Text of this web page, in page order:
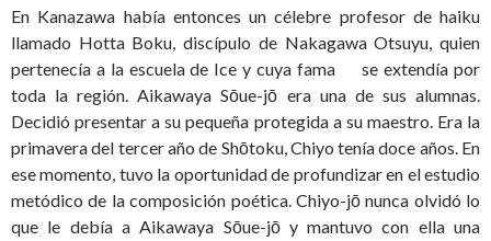
En Kanazawa había entonces un célebre profesor de haiku
llamado Hotta Boku, discípulo de Nakagawa Otsuyu, quien
pertenecía a la escuela de Ice y cuya fama se extendía por
toda la región. Aikawaya Sōue-jō era una de sus alumnas.
Decidió presentar a su pequeña protegida a su maestro. Era la
primavera del tercer año de Shōtoku, Chiyo tenía doce años. En
ese momento, tuvo la oportunidad de profundizar en el estudio
metódico de la composición poética. Chiyo-jō nunca olvidó lo
que le debía a Aikawaya Sōue-jō y mantuvo con ella una